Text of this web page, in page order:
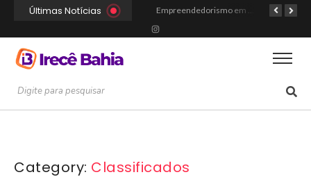
Últimas Notícias Empreendedorismo em Irecê: Como Arthur Transformou Disciplina Acadêmica na Marca Hustle Culture
Category: Classificados